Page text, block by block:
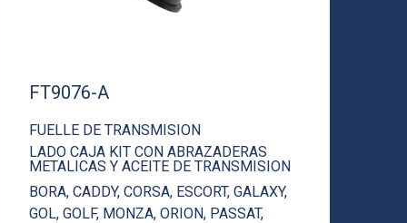
FT9076-A
FUELLE DE TRANSMISION
LADO CAJA KIT CON ABRAZADERAS
METALICAS Y ACEITE DE TRANSMISION
BORA, CADDY, CORSA, ESCORT, GALAXY,
GOL, GOLF, MONZA, ORION, PASSAT,